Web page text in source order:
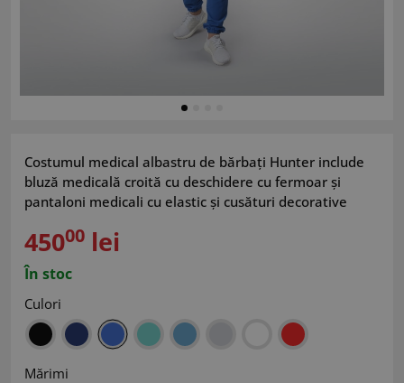
Costumul medical albastru de bărbați Hunter include
bluză medicală croită cu deschidere cu fermoar și
pantaloni medicali cu elastic și cusături decorative
45000 lei
În stoc
Culori
Mărimi